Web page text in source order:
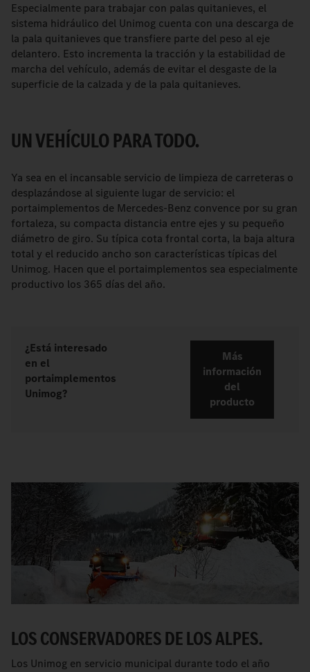
Especialmente para trabajar con palas quitanieves, el
sistema hidráulico del Unimog cuenta con una descarga de
la pala quitanieves que transfiere parte del peso al eje
delantero. Esto incrementa la tracción y la estabilidad de
marcha del vehículo, además de evitar el desgaste de la
superficie de la calzada y de la pala quitanieves.
UN VEHÍCULO PARA TODO.
Ya sea en el incansable servicio de limpieza de carreteras o
desplazándose al siguiente lugar de servicio: el
portaimplementos de Mercedes-Benz convence por su gran
fortaleza, su compacta distancia entre ejes y su pequeño
diámetro de giro. Su típica cota frontal corta, la baja altura
total y el reducido ancho son características típicas del
Unimog. Hacen que el portaimplementos sea especialmente
productivo los 365 días del año.
¿Está interesado
en el
portaimplementos
Unimog?
Más
información
del
producto
LOS CONSERVADORES DE LOS ALPES.
Los Unimog en servicio municipal durante todo el año